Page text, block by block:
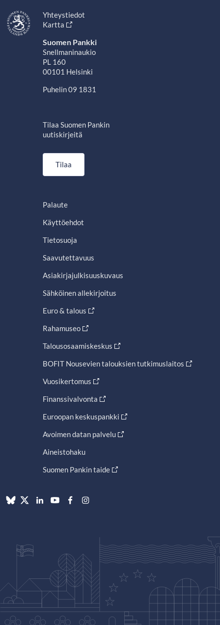
Yhteystiedot
Kartta
Suomen Pankki
Snellmaninaukio
PL 160
00101 Helsinki
Puhelin 09 1831
Tilaa Suomen Pankin
uutiskirjeitä
Tilaa
Palaute
Käyttöehdot
Tietosuoja
Saavutettavuus
Asiakirjajulkisuuskuvaus
Sähköinen allekirjoitus
Euro & talous
Rahamuseo
Talousosaamiskeskus
BOFIT Nousevien talouksien tutkimuslaitos
Vuosikertomus
Finanssivalvonta
Euroopan keskuspankki
Avoimen datan palvelu
Aineistohaku
Suomen Pankin taide